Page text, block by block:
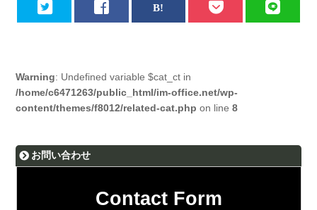
Warning: Undefined variable $cat_ct in
/home/c6471263/public_html/im-office.net/wp-
content/themes/f8012/related-cat.php on line8
お問い合わせ
Contact Form